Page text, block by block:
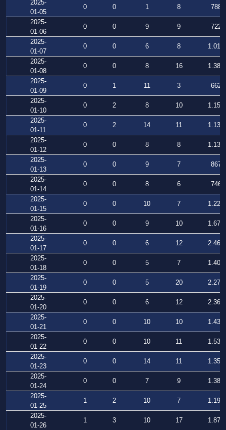
2025-
01-05
0 0 1 8
788
2025-
01-06
0 0 9 9
722
2025-
01-07
0 0 6 8
1.015
2025-
01-08
0 0 8 16
1.385
2025-
01-09
0 1 11 3
662
2025-
01-10
0 2 8 10
1.153
2025-
01-11
0 2 14 11
1.134
2025-
01-12
0 0 8 8
1.131
2025-
01-13
0 0 9 7
867
2025-
01-14
0 0 8 6
746
2025-
01-15
0 0 10 7
1.222
2025-
01-16
0 0 9 10
1.673
2025-
01-17
0 0 6 12
2.462
2025-
01-18
0 0 5 7
1.409
2025-
01-19
0 0 5 20
2.271
2025-
01-20
0 0 6 12
2.362
2025-
01-21
0 0 10 10
1.430
2025-
01-22
0 0 10 11
1.535
2025-
01-23
0 0 14 11
1.353
2025-
01-24
0 0 7 9
1.381
2025-
01-25
1 2 10 7
1.198
2025-
01-26
1 3 10 17
1.872